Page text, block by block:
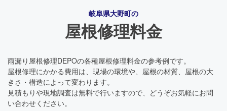
岐阜県大野町の
屋根修理料金
雨漏り屋根修理DEPOの各種屋根修理料金の参考例です。
屋根修理にかかる費用は、現場の環境や、屋根の材質、屋根の大
きさ・構造によって変わります。
見積もりや現地調査は無料で行いますので、どうぞお気軽にお問
い合わせください。